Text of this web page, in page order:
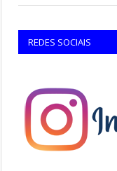
REDES SOCIAIS